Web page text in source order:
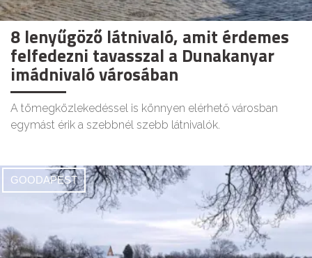
8 lenyűgöző látnivaló, amit érdemes
felfedezni tavasszal a Dunakanyar
imádnivaló városában
A tömegközlekedéssel is könnyen elérhető városban
egymást érik a szebbnél szebb látnivalók.
GOODAPEST